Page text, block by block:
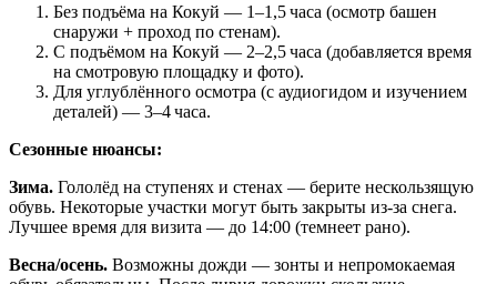
Без подъёма на Кокуй — 1–1,5 часа (осмотр башен
снаружи + проход по стенам).
С подъёмом на Кокуй — 2–2,5 часа (добавляется время
на смотровую площадку и фото).
Для углублённого осмотра (с аудиогидом и изучением
деталей) — 3–4 часа.
Сезонные нюансы:
Зима. Гололёд на ступенях и стенах — берите нескользящую
обувь. Некоторые участки могут быть закрыты из‑за снега.
Лучшее время для визита — до 14:00 (темнеет рано).
Весна/осень. Возможны дожди — зонты и непромокаемая